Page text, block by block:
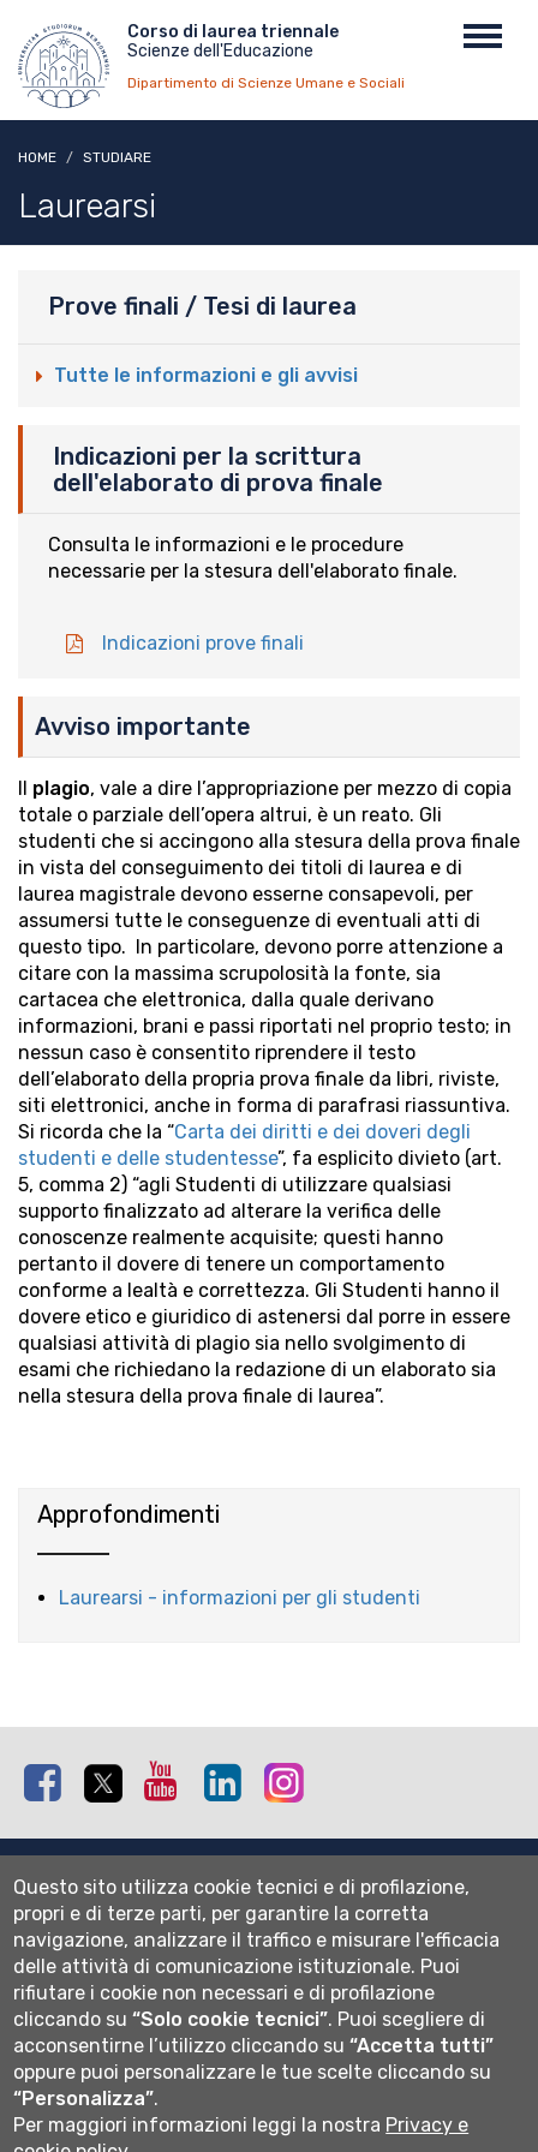
contenuto
principale
Menu
top
Corso di laurea triennale
Scienze dell'Educazione
Dipartimento di Scienze Umane e Sociali
HOME STUDIARE
Laurearsi
Prove finali / Tesi di laurea
Tutte le informazioni e gli avvisi
Indicazioni per la scrittura
dell'elaborato di prova finale
Consulta le informazioni e le procedure
necessarie per la stesura dell'elaborato finale.
Indicazioni prove finali
Avviso importante
Il plagio, vale a dire l’appropriazione per mezzo di copia
totale o parziale dell’opera altrui, è un reato. Gli
studenti che si accingono alla stesura della prova finale
in vista del conseguimento dei titoli di laurea e di
laurea magistrale devono esserne consapevoli, per
assumersi tutte le conseguenze di eventuali atti di
questo tipo. In particolare, devono porre attenzione a
citare con la massima scrupolosità la fonte, sia
cartacea che elettronica, dalla quale derivano
informazioni, brani e passi riportati nel proprio testo; in
nessun caso è consentito riprendere il testo
dell’elaborato della propria prova finale da libri, riviste,
siti elettronici, anche in forma di parafrasi riassuntiva.
Si ricorda che la “Carta dei diritti e dei doveri degli
studenti e delle studentesse”, fa esplicito divieto (art.
5, comma 2) “agli Studenti di utilizzare qualsiasi
supporto finalizzato ad alterare la verifica delle
conoscenze realmente acquisite; questi hanno
pertanto il dovere di tenere un comportamento
conforme a lealtà e correttezza. Gli Studenti hanno il
dovere etico e giuridico di astenersi dal porre in essere
qualsiasi attività di plagio sia nello svolgimento di
esami che richiedano la redazione di un elaborato sia
nella stesura della prova finale di laurea”.
Approfondimenti
Laurearsi - informazioni per gli studenti
Facebook Twitter Youtube Linkedin
Mappa del sito
Normativa cookie
Informativa privacy
Cookie settings
Wi-fi
Webmail
Università degli studi di Bergamo
Questo sito utilizza cookie tecnici e di profilazione,
propri e di terze parti, per garantire la corretta
navigazione, analizzare il traffico e misurare l'efficacia
delle attività di comunicazione istituzionale. Puoi
rifiutare i cookie non necessari e di profilazione
cliccando su“Solo cookie tecnici”. Puoi scegliere di
acconsentirne l’utilizzo cliccando su“Accetta tutti”
oppure puoi personalizzare le tue scelte cliccando su
“Personalizza”.
Per maggiori informazioni leggi la nostra Privacy e